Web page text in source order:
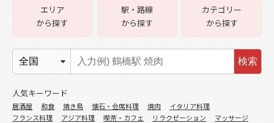
エリア
から探す
駅・路線
から探す
カテゴリー
から探す
検索
人気キーワード
居酒屋 和食 焼き鳥 懐石・会席料理 焼肉
イタリア料理
フランス料理
アジア料理 喫茶・カフェ リラクゼーション
マッサージ